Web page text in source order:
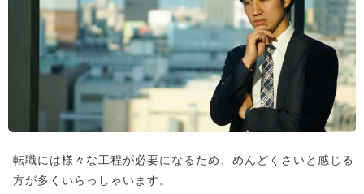
転職には様々な工程が必要になるため、めんどくさいと感じる
方が多くいらっしゃいます。